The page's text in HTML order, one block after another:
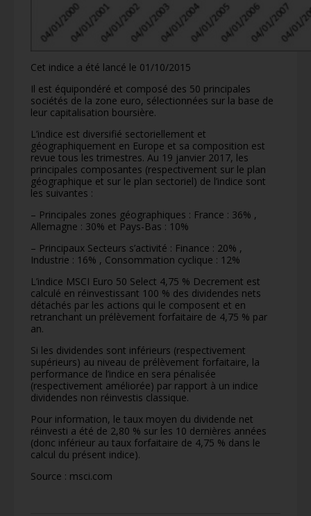
Cet indice a été lancé le 01/10/2015
Il est équipondéré et composé des 50 principales
sociétés de la zone euro, sélectionnées sur la base de
leur capitalisation boursière.
L’indice est diversifié sectoriellement et
géographiquement en Europe et sa composition est
revue tous les trimestres. Au 19 janvier 2017, les
principales composantes (respectivement sur le plan
géographique et sur le plan sectoriel) de l’indice sont
les suivantes :
– Principales zones géographiques : France : 36% ,
Allemagne : 30% et Pays-Bas : 10%
– Principaux Secteurs s’activité : Finance : 20% ,
Industrie : 16% , Consommation cyclique : 12%
L’indice MSCI Euro 50 Select 4,75 % Decrement est
calculé en réinvestissant 100 % des dividendes nets
détachés par les actions qui le composent et en
retranchant un prélèvement forfaitaire de 4,75 % par
an.
Si les dividendes sont inférieurs (respectivement
supérieurs) au niveau de prélèvement forfaitaire, la
performance de l’indice en sera pénalisée
(respectivement améliorée) par rapport à un indice
dividendes non réinvestis classique.
Pour information, le taux moyen du dividende net
réinvesti a été de 2,80 % sur les 10 dernières années
(donc inférieur au taux forfaitaire de 4,75 % dans le
calcul du présent indice).
Source : msci.com